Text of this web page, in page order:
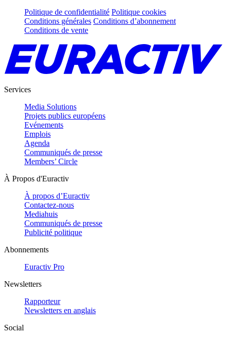
Politique de confidentialité Politique cookies
Conditions générales Conditions d’abonnement
Conditions de vente
Services
Media Solutions
Projets publics européens
Evénements
Emplois
Agenda
Communiqués de presse
Members’ Circle
À Propos d'Euractiv
À propos d’Euractiv
Contactez-nous
Mediahuis
Communiqués de presse
Publicité politique
Abonnements
Euractiv Pro
Newsletters
Rapporteur
Newsletters en anglais
Social